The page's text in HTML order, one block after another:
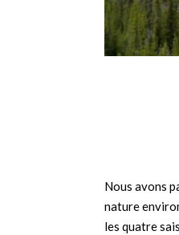
Nous avons
nature
les quatre